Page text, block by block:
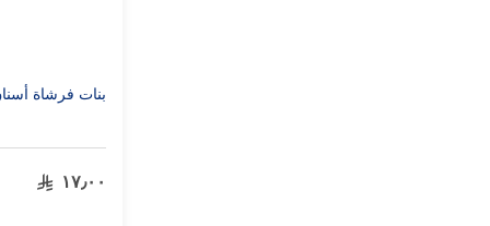
بنات فرشاة
١٧٫٠٠